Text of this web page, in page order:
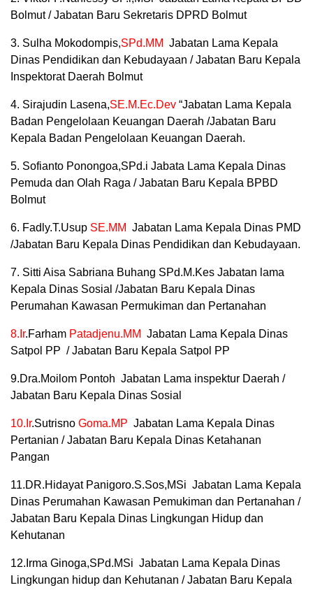
Bolmut / Jabatan Baru Sekretaris DPRD Bolmut
3. Sulha Mokodompis,SPd.MM Jabatan Lama Kepala
Dinas Pendidikan dan Kebudayaan / Jabatan Baru Kepala
Inspektorat Daerah Bolmut
4. Sirajudin Lasena,SE.M.Ec.Dev “Jabatan Lama Kepala
Badan Pengelolaan Keuangan Daerah /Jabatan Baru
Kepala Badan Pengelolaan Keuangan Daerah.
5. Sofianto Ponongoa,SPd.i Jabata Lama Kepala Dinas
Pemuda dan Olah Raga / Jabatan Baru Kepala BPBD
Bolmut
6. Fadly.T.Usup SE.MM Jabatan Lama Kepala Dinas PMD
/Jabatan Baru Kepala Dinas Pendidikan dan Kebudayaan.
7. Sitti Aisa Sabriana Buhang SPd.M.Kes Jabatan lama
Kepala Dinas Sosial /Jabatan Baru Kepala Dinas
Perumahan Kawasan Permukiman dan Pertanahan
8.Ir.Farham Patadjenu.MM Jabatan Lama Kepala Dinas
Satpol PP / Jabatan Baru Kepala Satpol PP
9.Dra.Moilom Pontoh Jabatan Lama inspektur Daerah /
Jabatan Baru Kepala Dinas Sosial
10.Ir.Sutrisno Goma.MP Jabatan Lama Kepala Dinas
Pertanian / Jabatan Baru Kepala Dinas Ketahanan
Pangan
11.DR.Hidayat Panigoro.S.Sos,MSi Jabatan Lama Kepala
Dinas Perumahan Kawasan Pemukiman dan Pertanahan /
Jabatan Baru Kepala Dinas Lingkungan Hidup dan
Kehutanan
12.Irma Ginoga,SPd.MSi Jabatan Lama Kepala Dinas
Lingkungan hidup dan Kehutanan / Jabatan Baru Kepala